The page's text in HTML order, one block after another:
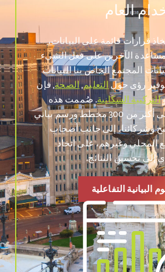
العام
قرارات قائمة على البيانات،
الآخرين على فعل الشيء
المجتمع الخاص بنا البيانات
رؤى حولالتعليم,الصحة, فإن
التركيبة السكانية. صُممت هذه
الأداة التي تحتوي على أكثر من 300 مخطط ورسم بياني
وشركائنا، إلى جانب أصحاب
المحلي وغيرهم، على اتخاذ
إلى تحسين النتائج.
التفاعلية